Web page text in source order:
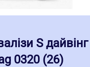
S дайвінг
0320 (26)